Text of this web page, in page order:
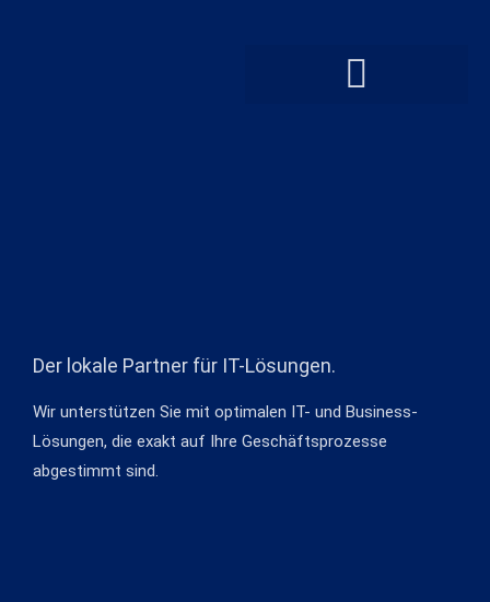
Der lokale Partner für IT-Lösungen.
Wir unterstützen Sie mit optimalen IT- und Business-
Lösungen, die exakt auf Ihre Geschäftsprozesse
abgestimmt sind.